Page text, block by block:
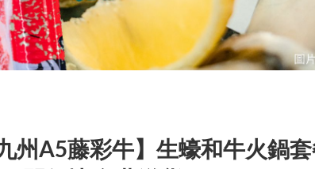
州A5藤彩牛】生蠔和牛火鍋